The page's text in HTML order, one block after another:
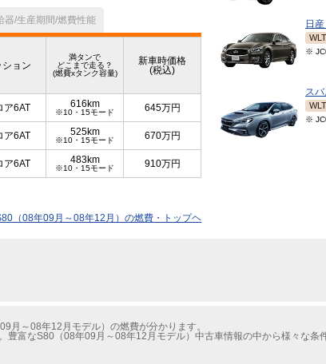
器/生産期間/燃費性能
ション
満タンで
どこまで走る？
(燃費xタンク容量)
新車時価格
(税込)
ア6AT 616km
※10・15モード 645万円
ア6AT 525km
※10・15モード 670万円
ア6AT 483km
※10・15モード 910万円
（08年09月～08年12月）の燃費・トップヘ
日
※
ス
※
月～08年12月モデル）の燃費が分かります。
富なS80（08年09月～08年12月モデル）中古車情報の中から様々な条